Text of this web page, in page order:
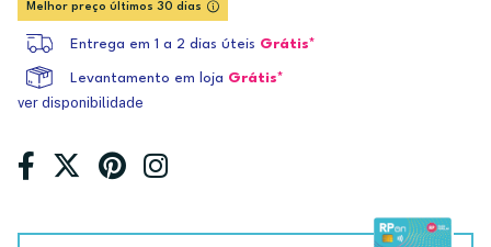
Melhor preço últimos 30 dias
Entrega em 1 a 2 dias úteis Grátis*
Levantamento em loja Grátis*
ver disponibilidade